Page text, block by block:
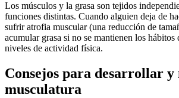
Los músculos y la grasa son tejidos
funciones distintas. Cuando alguien deja de
sufrir atrofia muscular (una reducción de
acumular grasa si no se mantienen los
niveles de actividad física.
Consejos para desarrollar
musculatura